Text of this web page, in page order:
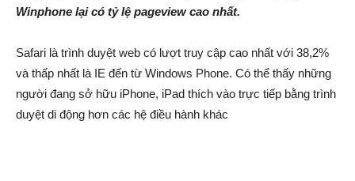
Winphone lại có tỷ lệ pageview cao nhất.
Safari là trình duyệt web có lượt truy cập cao nhất với 38,2%
và thấp nhất là IE đến từ Windows Phone. Có thể thấy những
người đang sở hữu iPhone, iPad thích vào trực tiếp bằng trình
duyệt di động hơn các hệ điều hành khác